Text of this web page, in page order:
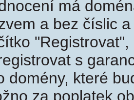
má
a bez číslic
s
domény, které
za poplatek